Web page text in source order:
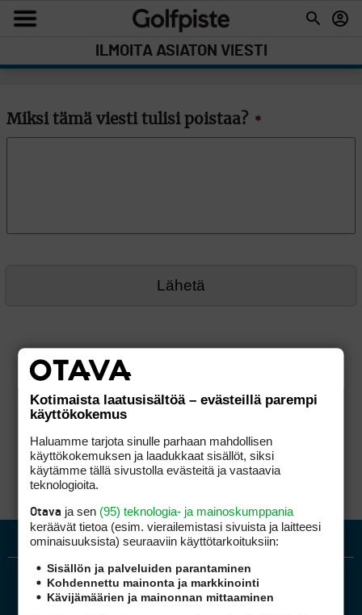
ILMOITA ASIATON VIESTI
Miksi tämä viesti tulisi poistaa? *
Kotimaista laatusisältöä – evästeillä parempi
käyttökokemus
Haluamme tarjota sinulle parhaan mahdollisen
käyttökokemuksen ja laadukkaat sisällöt, siksi
käytämme tällä sivustolla evästeitä ja vastaavia
teknologioita.
Otava ja sen (95) teknologia- ja mainoskumppania
keräävät tietoa (esim. vierailemis­tasi sivuista ja laitteesi
ominaisuuk­sista) seuraaviin käyttötarkoituksiin:
Sisällön ja palveluiden parantaminen
Kohdennettu mainonta ja markkinointi
Kävijämäärien ja mainonnan mittaaminen